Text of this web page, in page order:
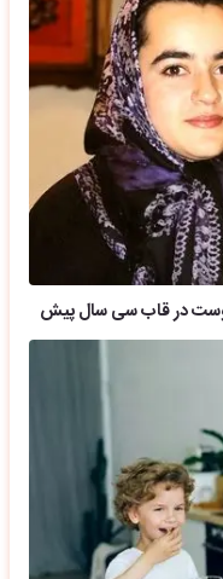
دوست در قاب سی سال پیش